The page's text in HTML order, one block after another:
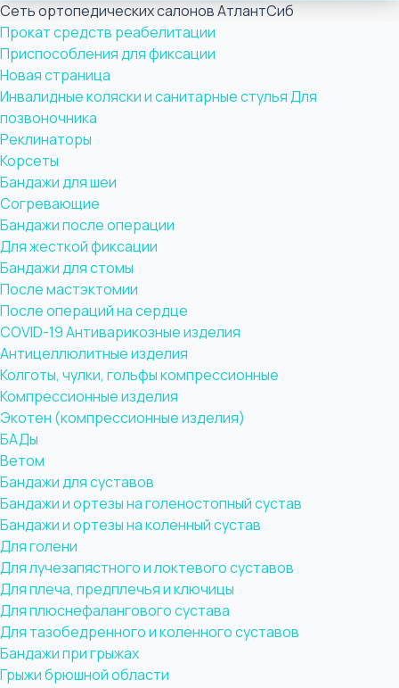
Сеть ортопедических салонов АтлантСиб
Прокат средств реабелитации
Приспособления для фиксации
Новая страница
Инвалидные коляски и санитарные стульяДля
позвоночника
Реклинаторы
Корсеты
Бандажи для шеи
Согревающие
Бандажи после операции
Для жесткой фиксации
Бандажи для стомы
После мастэктомии
После операций на сердце
COVID-19Антиварикозные изделия
Антицеллюлитные изделия
Колготы, чулки, гольфы компрессионные
Компрессионные изделия
Экотен (компрессионные изделия)
БАДы
Ветом
Бандажи для суставов
Бандажи и ортезы на голеностопный сустав
Бандажи и ортезы на коленный сустав
Для голени
Для лучезапястного и локтевого суставов
Для плеча, предплечья и ключицы
Для плюснефалангового сустава
Для тазобедренного и коленного суставов
Бандажи при грыжах
Грыжи брюшной области